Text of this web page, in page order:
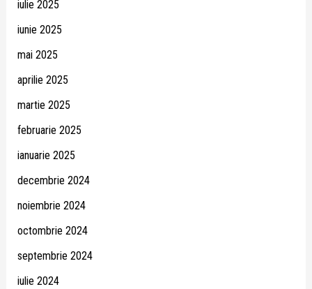
iulie 2025
iunie 2025
mai 2025
aprilie 2025
martie 2025
februarie 2025
ianuarie 2025
decembrie 2024
noiembrie 2024
octombrie 2024
septembrie 2024
iulie 2024